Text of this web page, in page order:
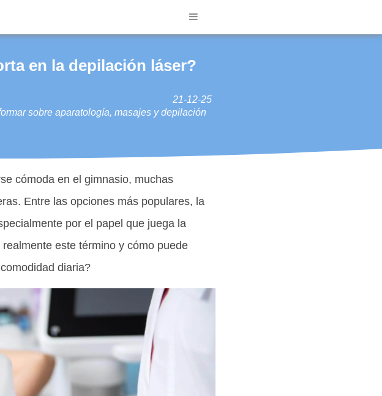
en la depilación láser?
21-12-25
sobre aparatología, masajes y depilación
cómoda en el gimnasio, muchas
Entre las opciones más populares, la
por el papel que juega la
este término y cómo puede
diaria?